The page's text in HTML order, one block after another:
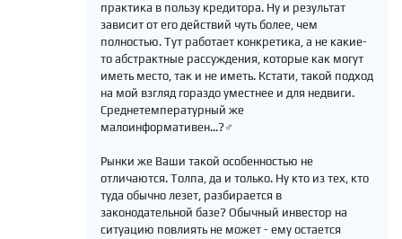
практика в пользу кредитора. Ну и результат
зависит от его действий чуть более, чем
полностью. Тут работает конкретика, а не какие-
то абстрактные рассуждения, которые как могут
иметь место, так и не иметь. Кстати, такой подход
на мой взгляд гораздо уместнее и для недвиги.
Среднетемпературный же
малоинформативен...?‍♂️
Рынки же Ваши такой особенностью не
отличаются. Толпа, да и только. Ну кто из тех, кто
туда обычно лезет, разбирается в
законодательной базе? Обычный инвестор на
ситуацию повлиять не может - ему остается